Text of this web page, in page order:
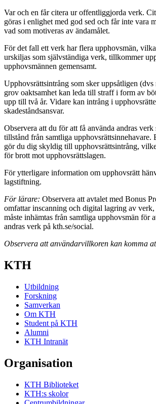
Var och en får citera ur offentliggjorda verk.
göras i enlighet med god sed och får inte vara
vad som motiveras av ändamålet.
För det fall ett verk har flera upphovsmän,
urskiljas som självständiga verk, tillkommer
upphovsmännen gemensamt.
Upphovsrättsintrång som sker uppsåtligen
grov oaktsamhet kan leda till straff i form av
upp till två år. Vidare kan intrång i
skadeståndsansvar.
Observera att du för att få använda andras verk
tillstånd från samtliga upphovsrättsinnehavare.
gör du dig skyldig till upphovsrättsintrång,
för brott mot upphovsrättslagen.
För ytterligare information om upphovsrätt
lagstiftning.
För lärare: Observera att avtalet med Bonus
omfattar inscanning och digital lagring av
måste inhämtas från samtliga upphovsmän för
andras verk på kth.se/social.
Observera att användarvillkoren kan komma
KTH
Utbildning
Forskning
Samverkan
Om KTH
Student på KTH
Alumni
KTH Intranät
Organisation
KTH Biblioteket
KTH:s skolor